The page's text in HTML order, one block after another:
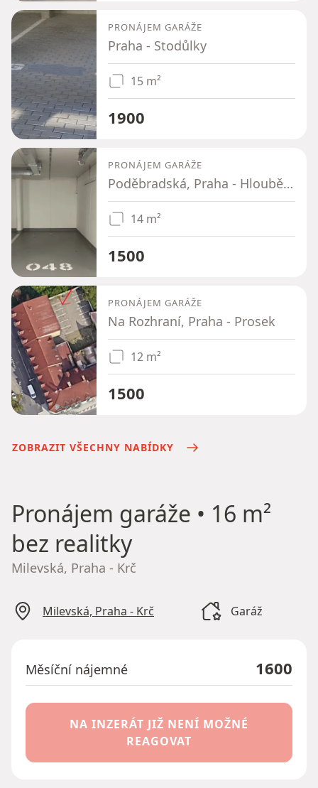
PRONÁJEM GARÁŽE
Praha - Stodůlky
15 m²
1900
PRONÁJEM GARÁŽE
Poděbradská, Praha - Hloubětín
14 m²
1500
PRONÁJEM GARÁŽE
Na Rozhraní, Praha - Prosek
12 m²
1500
ZOBRAZIT VŠECHNY NABÍDKY
Pronájem garáže • 16 m²
bez realitky
Milevská, Praha - Krč
Milevská, Praha - Krč Garáž
Měsíční nájemné 1600
NA INZERÁT JIŽ NENÍ MOŽNÉ
REAGOVAT